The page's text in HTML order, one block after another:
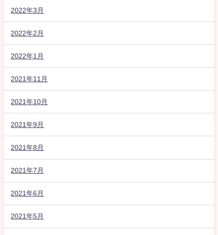
2022年3月
2022年2月
2022年1月
2021年11月
2021年10月
2021年9月
2021年8月
2021年7月
2021年6月
2021年5月